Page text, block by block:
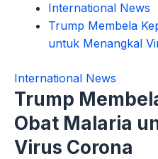
International News
Trump Membela
untuk Menangkal
International News
Trump
Obat Malaria
Virus Corona